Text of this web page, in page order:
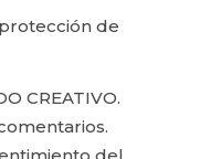
de
CREATIVO.